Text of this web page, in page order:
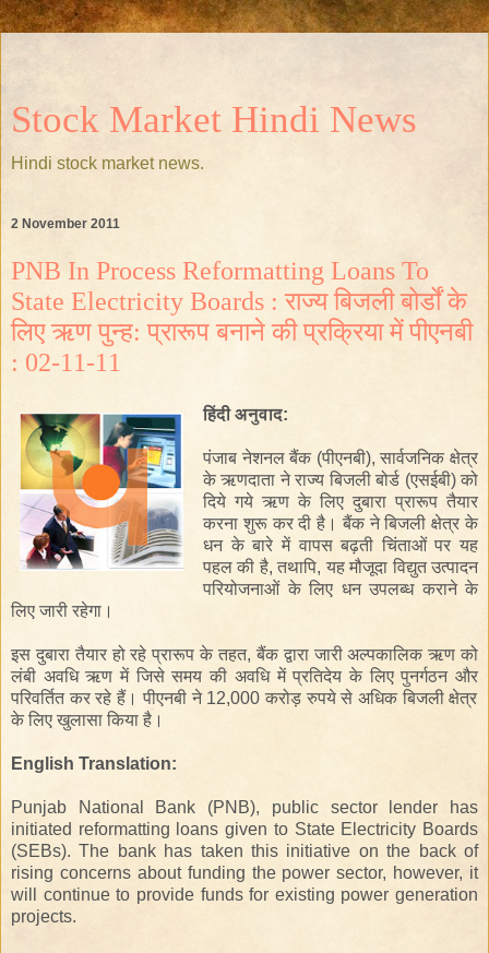
Stock Market Hindi News
Hindi stock market news.
2 November 2011
PNB In Process Reformatting Loans To
State Electricity Boards : राज्य बिजली बोर्डों के
लिए ऋण पुन्ह: प्रारूप बनाने की प्रक्रिया में पीएनबी
: 02-11-11
हिंदी अनुवाद:
पंजाब नेशनल बैंक (पीएनबी), सार्वजनिक क्षेत्र
के ऋणदाता नेराज्य बिजली बोर्ड (एसईबी) को
दिये गये ऋण के लिए दुबाराप्रारूप तैयार
करनाशुरू कर दी है ।बैंकनेबिजली क्षेत्र के
धन के बारे में वापसबढ़ती चिंताओंपर यह
पहल की है,तथापि, यह मौजूदा विद्युत उत्पादन
परियोजनाओं के लिए धन उपलब्ध कराने के
लिए जारी रहेगा ।
इस दुबारा तैयार हो रहेप्रारूप के तहत, बैंक द्वारा जारी अल्पकालिक ऋण को
लंबी अवधिऋण में जिसेसमय की अवधि में प्रतिदेय के लिएपुनर्गठन और
परिवर्तित कर रहे हैं ।पीएनबी ने 12,000 करोड़ रुपये से अधिक बिजली क्षेत्र
के लिए खुलासा कियाहै।
English Translation:
Punjab National Bank (PNB), public sector lender has
initiated reformatting loans given to State Electricity Boards
(SEBs). The bank has taken this initiative on the back of
rising concerns about funding the power sector, however, it
will continue to provide funds for existing power generation
projects.